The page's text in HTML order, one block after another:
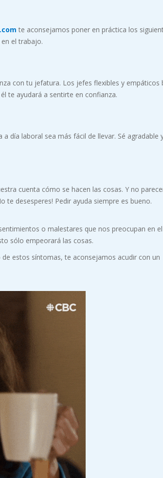
te aconsejamos poner en práctica los
el trabajo.
con tu jefatura. Los jefes flexibles y empáticos
te ayudará a sentirte en confianza.
día laboral sea más fácil de llevar. Sé agradable
cuenta cómo se hacen las cosas. Y no
te desesperes! Pedir ayuda siempre es bueno.
o malestares que nos preocupan en el
sólo empeorará las cosas.
de estos síntomas, te aconsejamos acudir con un